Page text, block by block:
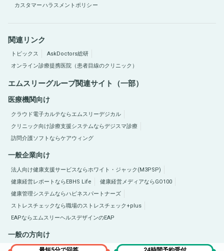
カスタマーハラスメントポリシー
関連リンク
トピックス
AskDoctors総研
オンライン診療提携医院（患者目線のクリニック）
エムスリーグループ関連サイト（一部）
医療機関向け
クラウド電子カルテならエムスリーデジカル
クリニック向け診療支援システムならデジスマ診療
訪問介護ソフトならケアウィング
一般企業向け
法人向け健康支援サービスならホワイト・ジャック(M3PSP)
健康経営レポートならEBHS Life
健康経営メディアならGO100
健康管理システムならハピネスパートナーズ
ストレスチェックなら職場のストレスチェック+plus
EAPならエムスリーヘルスデザインのEAP
一般の方向け
医療総合サイトQLife（キューライフ） 肥満症総合サイトならひまんラボ